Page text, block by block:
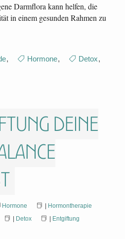
Darmflora kann helfen, die
in einem gesunden Rahmen zu
, Hormone, Detox,
deine
Hormone | Hormontherapie
| Detox | Entgiftung